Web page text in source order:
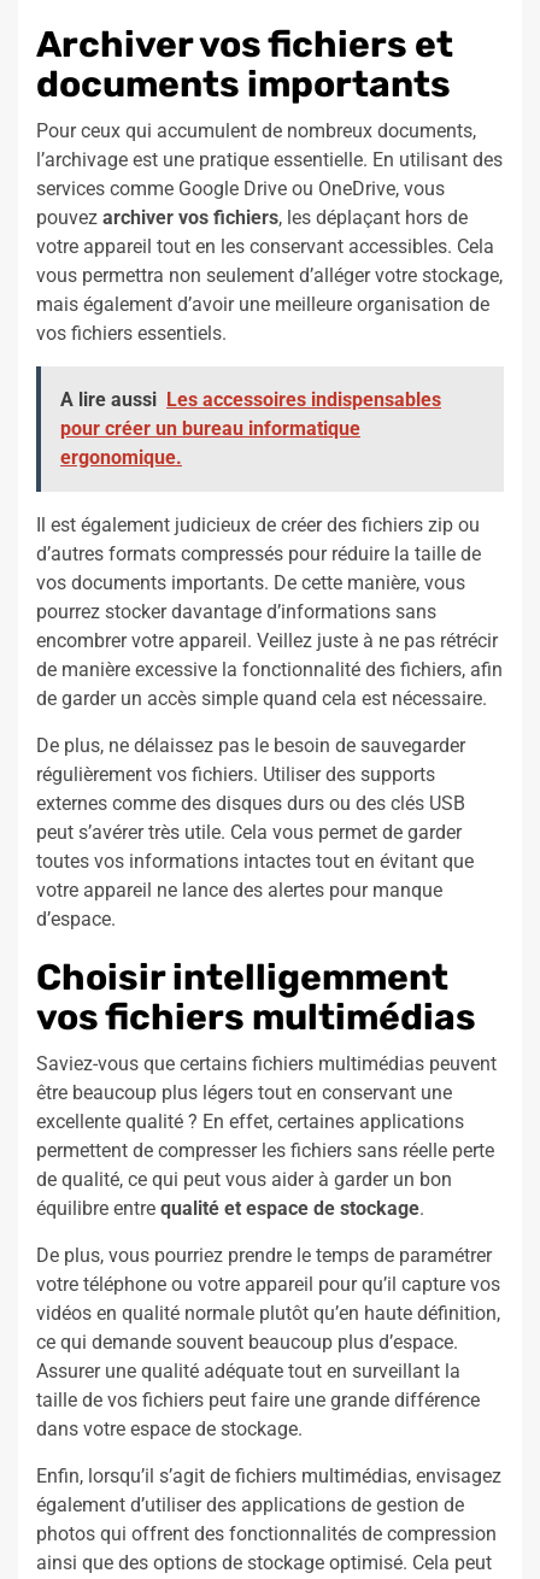
Archiver vos fichiers et
documents importants
Pour ceux qui accumulent de nombreux documents,
l’archivage est une pratique essentielle. En utilisant des
services comme Google Drive ou OneDrive, vous
pouvez archiver vos fichiers, les déplaçant hors de
votre appareil tout en les conservant accessibles. Cela
vous permettra non seulement d’alléger votre stockage,
mais également d’avoir une meilleure organisation de
vos fichiers essentiels.
A lire aussi Les accessoires indispensables
pour créer un bureau informatique
ergonomique.
Il est également judicieux de créer des fichiers zip ou
d’autres formats compressés pour réduire la taille de
vos documents importants. De cette manière, vous
pourrez stocker davantage d’informations sans
encombrer votre appareil. Veillez juste à ne pas rétrécir
de manière excessive la fonctionnalité des fichiers, afin
de garder un accès simple quand cela est nécessaire.
De plus, ne délaissez pas le besoin de sauvegarder
régulièrement vos fichiers. Utiliser des supports
externes comme des disques durs ou des clés USB
peut s’avérer très utile. Cela vous permet de garder
toutes vos informations intactes tout en évitant que
votre appareil ne lance des alertes pour manque
d’espace.
Choisir intelligemment
vos fichiers multimédias
Saviez-vous que certains fichiers multimédias peuvent
être beaucoup plus légers tout en conservant une
excellente qualité ? En effet, certaines applications
permettent de compresser les fichiers sans réelle perte
de qualité, ce qui peut vous aider à garder un bon
équilibre entre qualité et espace de stockage.
De plus, vous pourriez prendre le temps de paramétrer
votre téléphone ou votre appareil pour qu’il capture vos
vidéos en qualité normale plutôt qu’en haute définition,
ce qui demande souvent beaucoup plus d’espace.
Assurer une qualité adéquate tout en surveillant la
taille de vos fichiers peut faire une grande différence
dans votre espace de stockage.
Enfin, lorsqu’il s’agit de fichiers multimédias, envisagez
également d’utiliser des applications de gestion de
photos qui offrent des fonctionnalités de compression
ainsi que des options de stockage optimisé. Cela peut